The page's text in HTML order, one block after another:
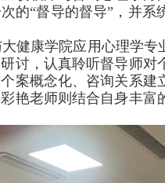
的“督导的督导”，并
健康学院应用心理学
讨，认真聆听督导师
案概念化、咨询关系
艳老师则结合自身丰